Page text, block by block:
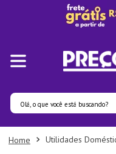
Olá, o que você está
Utilidades
Termos mais